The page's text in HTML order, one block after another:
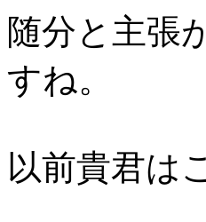
随分と主張
すね。
以前貴君は